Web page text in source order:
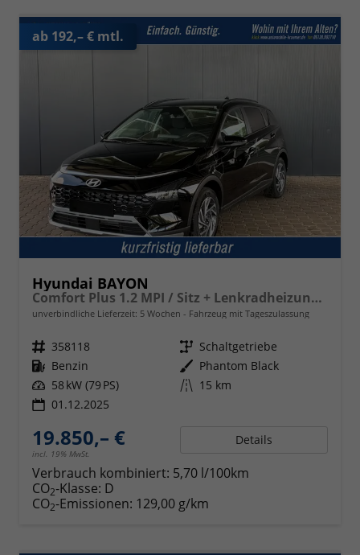
ab 192,– € mtl.
Hyundai BAYON
Comfort Plus 1.2 MPI / Sitz + Lenkradheizung PDC V&H Kamera LED Tempomat Keyless Alu 16"
unverbindliche Lieferzeit: 5 Wochen Fahrzeug mit Tageszulassung
Fahrzeugnr. 358118 Getriebe Schaltgetriebe
Kraftstoff Benzin Außenfarbe Phantom Black
Leistung 58 kW (79 PS) Kilometerstand 15 km
01.12.2025
19.850,– €
incl. 19% MwSt.
Details
Verbrauch kombiniert: 5,70 l/100km
CO2-Klasse: D
CO2-Emissionen: 129,00 g/km